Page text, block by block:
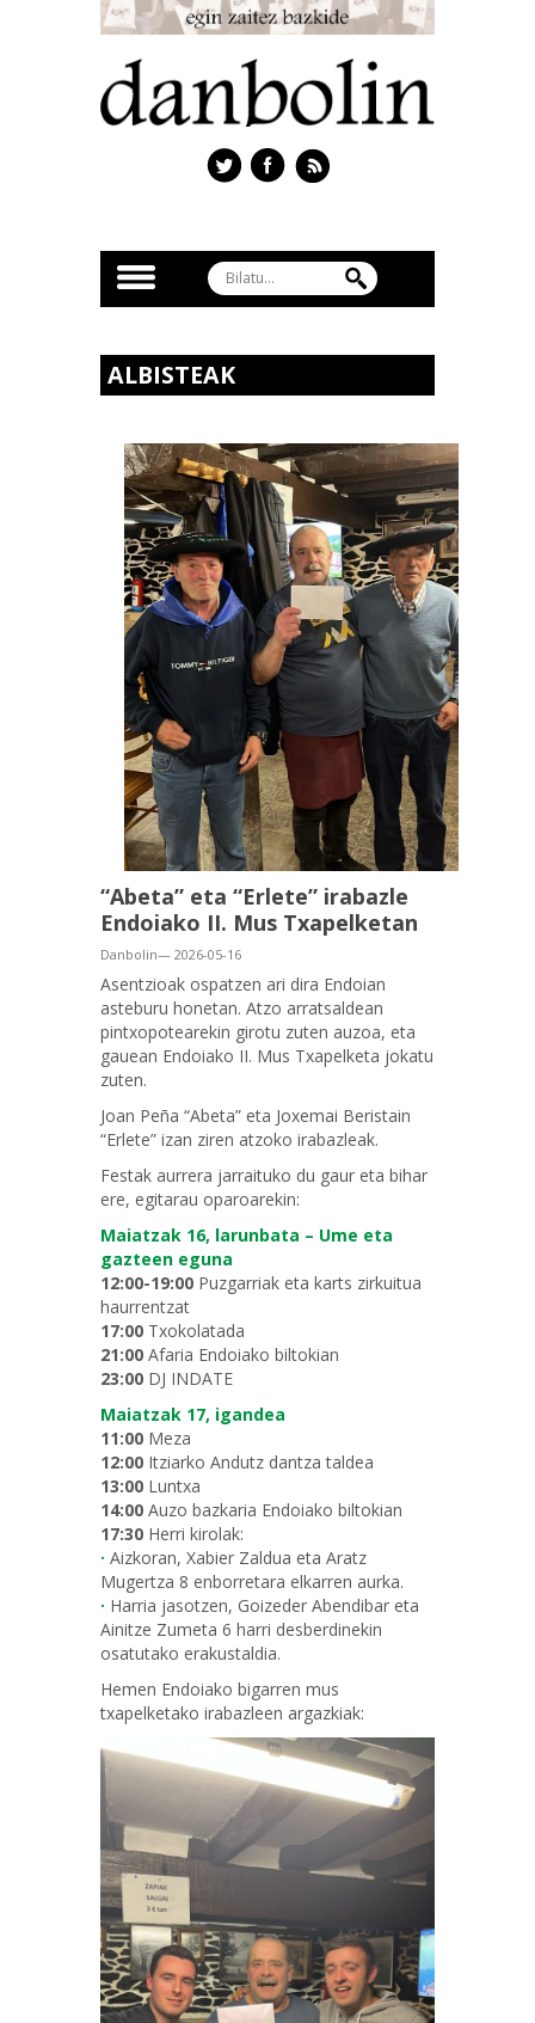
ALBISTEAK
“Abeta” eta “Erlete” irabazle
Endoiako II. Mus Txapelketan
Danbolin— 2026-05-16
Asentzioak ospatzen ari dira Endoian
asteburu honetan. Atzo arratsaldean
pintxopotearekin girotu zuten auzoa, eta
gauean Endoiako II. Mus Txapelketa jokatu
zuten.
Joan Peña “Abeta” eta Joxemai Beristain
“Erlete” izan ziren atzoko irabazleak.
Festak aurrera jarraituko du gaur eta bihar
ere, egitarau oparoarekin:
Maiatzak 16, larunbata – Ume eta
gazteen eguna
12:00-19:00 Puzgarriak eta karts zirkuitua
haurrentzat
17:00 Txokolatada
21:00 Afaria Endoiako biltokian
23:00 DJ INDATE
Maiatzak 17, igandea
11:00 Meza
12:00 Itziarko Andutz dantza taldea
13:00 Luntxa
14:00 Auzo bazkaria Endoiako biltokian
17:30 Herri kirolak:
· Aizkoran, Xabier Zaldua eta Aratz
Mugertza 8 enborretara elkarren aurka.
· Harria jasotzen, Goizeder Abendibar eta
Ainitze Zumeta 6 harri desberdinekin
osatutako erakustaldia.
Hemen Endoiako bigarren mus
txapelketako irabazleen argazkiak: